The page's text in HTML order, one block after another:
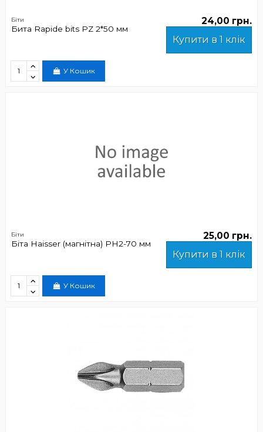
Біти
Бита Rapide bits PZ 2*50 мм
24,00 грн.
Купити в 1 клік
У Кошик
Біти
Біта Haisser (магнітна) РН2-70 мм
25,00 грн.
Купити в 1 клік
У Кошик